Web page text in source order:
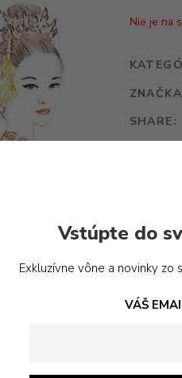
Nie je na
SHARE:
Vstúpte do
Exkluzívne vône a novinky zo
VÁŠ